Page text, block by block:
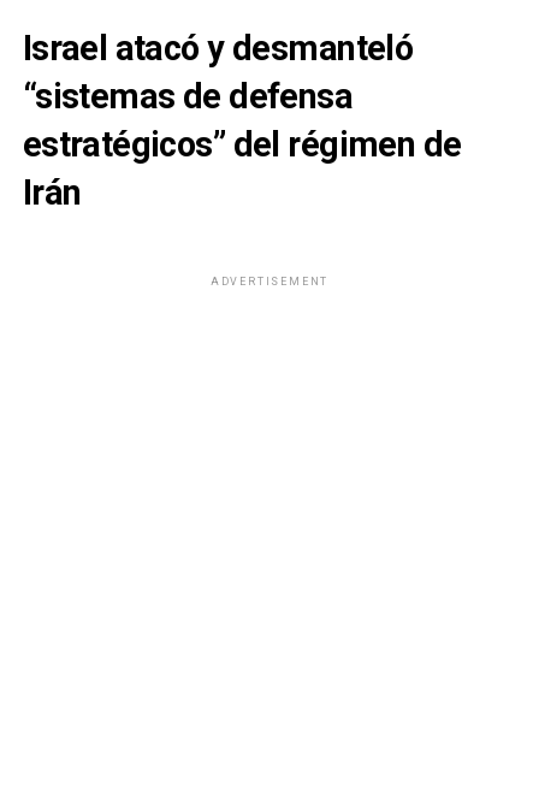
Israel atacó y desmanteló
“sistemas de defensa
estratégicos” del régimen de
Irán
ADVERTISEMENT